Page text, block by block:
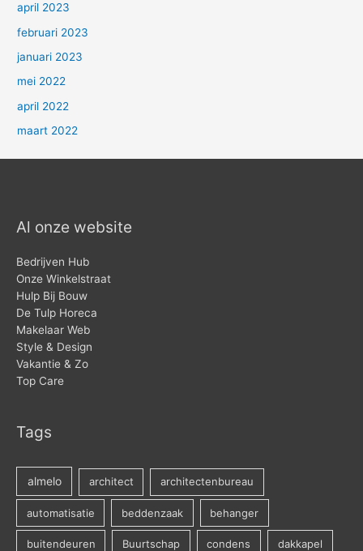
april 2023
februari 2023
januari 2023
mei 2022
april 2022
maart 2022
Al onze website
Bedrijven Hub
Onze Winkelstraat
Hulp Bij Bouw
De Tulp Horeca
Makelaar Web
Style & Design
Vakantie & Zo
Top Care
Tags
almelo architect architectenbureau
automatisatie beddenzaak behanger
buitendeuren Buurtschap condens dakkapel